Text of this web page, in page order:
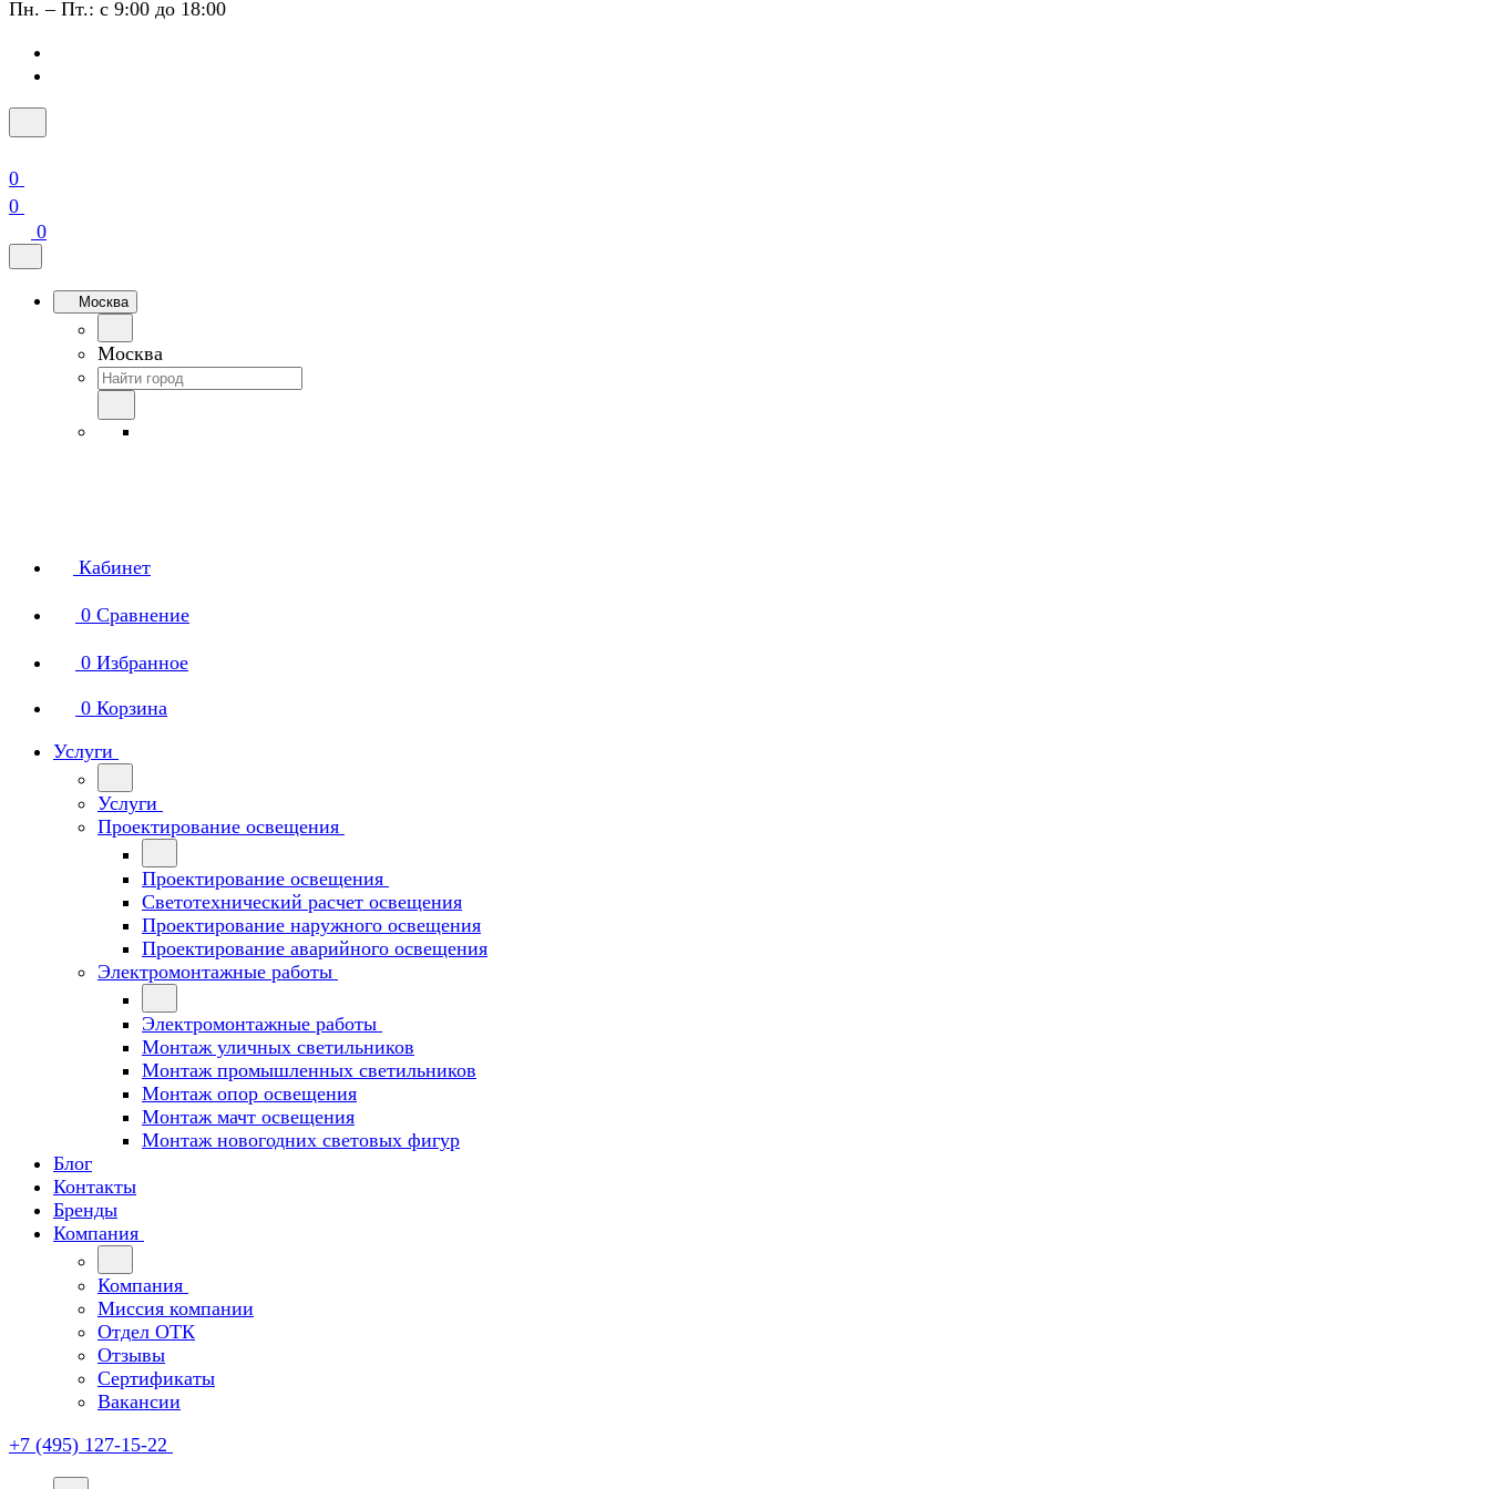
Пн. – Пт.: с 9:00 до 18:00
0
0
0
Москва
Москва
Кабинет
0 Сравнение
0 Избранное
0 Корзина
Услуги
Услуги
Проектирование освещения
Проектирование освещения
Светотехнический расчет освещения
Проектирование наружного освещения
Проектирование аварийного освещения
Электромонтажные работы
Электромонтажные работы
Монтаж уличных светильников
Монтаж промышленных светильников
Монтаж опор освещения
Монтаж мачт освещения
Монтаж новогодних световых фигур
Блог
Контакты
Бренды
Компания
Компания
Миссия компании
Отдел ОТК
Отзывы
Сертификаты
Вакансии
+7 (495) 127-15-22